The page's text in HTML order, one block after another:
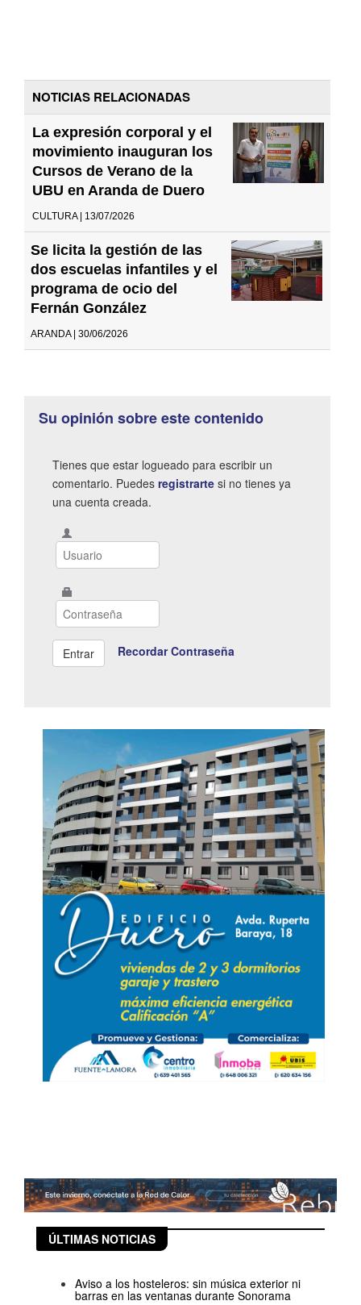
NOTICIAS RELACIONADAS
La expresión corporal y el
movimiento inauguran los
Cursos de Verano de la
UBU en Aranda de Duero
CULTURA | 13/07/2026
Se licita la gestión de las
dos escuelas infantiles y el
programa de ocio del
Fernán González
ARANDA | 30/06/2026
Su opinión sobre este contenido
Tienes que estar logueado para escribir un
comentario. Puedes registrarte si no tienes ya
una cuenta creada.
Recordar Contraseña
ÚLTIMAS NOTICIAS
Aviso a los hosteleros: sin música exterior ni
barras en las ventanas durante Sonorama